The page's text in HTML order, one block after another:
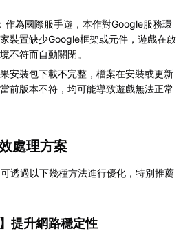
：作為國際服手遊，本作對Google服務環
裝置缺少Google框架或元件，遊戲在啟
不符而自動關閉。
果安裝包下載不完整，檔案在安裝或更新
前版本不符，均可能導致遊戲無法正常
處理方案
透過以下幾種方法進行優化，特別推薦
】提升網路穩定性